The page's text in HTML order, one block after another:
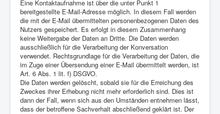
Eine Kontaktaufnahme ist über die unter Punkt 1
bereitgestellte E-Mail-Adresse möglich. In diesem Fall werden
die mit der E-Mail übermittelten personenbezogenen Daten des
Nutzers gespeichert. Es erfolgt in diesem Zusammenhang
keine Weitergabe der Daten an Dritte. Die Daten werden
ausschließlich für die Verarbeitung der Konversation
verwendet. Rechtsgrundlage für die Verarbeitung der Daten, die
im Zuge einer Übersendung einer E-Mail übermittelt werden, ist
Art. 6 Abs. 1 lit. f) DSGVO.
Die Daten werden gelöscht, sobald sie für die Erreichung des
Zweckes ihrer Erhebung nicht mehr erforderlich sind. Dies ist
dann der Fall, wenn sich aus den Umständen entnehmen lässt,
dass der betroffene Sachverhalt abschließend geklärt ist. Der